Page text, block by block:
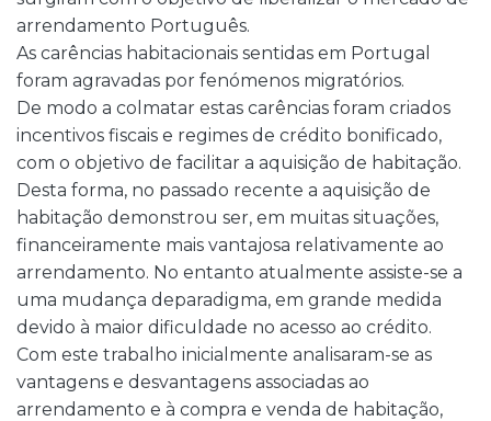
arrendamento Português.
As carências habitacionais sentidas em Portugal
foram agravadas por fenómenos migratórios.
De modo a colmatar estas carências foram criados
incentivos fiscais e regimes de crédito bonificado,
com o objetivo de facilitar a aquisição de habitação.
Desta forma, no passado recente a aquisição de
habitação demonstrou ser, em muitas situações,
financeiramente mais vantajosa relativamente ao
arrendamento. No entanto atualmente assiste-se a
uma mudança deparadigma, em grande medida
devido à maior dificuldade no acesso ao crédito.
Com este trabalho inicialmente analisaram-se as
vantagens e desvantagens associadas ao
arrendamento e à compra e venda de habitação,